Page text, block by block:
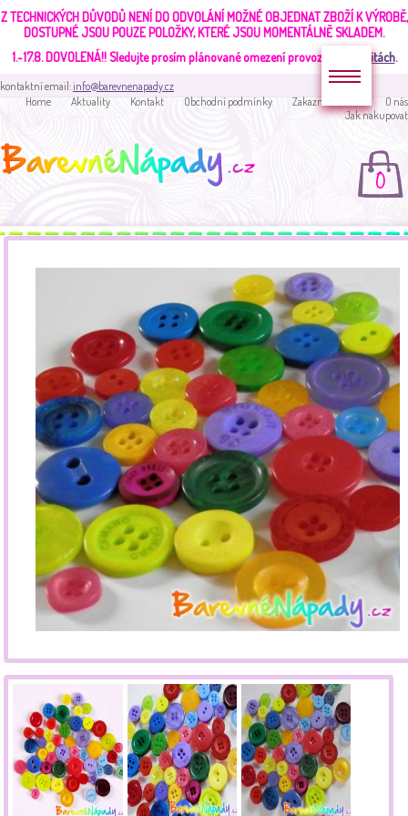
Z TECHNICKÝCH DŮVODŮ NENÍ DO ODVOLÁNÍ MOŽNÉ OBJEDNAT ZBOŽÍ K VÝROBĚ,
DOSTUPNÉ JSOU POUZE POLOŽKY, KTERÉ JSOU MOMENTÁLNĚ SKLADEM.
1.-17.8. DOVOLENÁ!!Sledujte prosím plánované omezení provozu v aktualitách.
kontaktní email:info@barevnenapady.cz
Home
Aktuality Kontakt Obchodní podmínky Zakaznická sekce
O nás
Jak nakupovat
0